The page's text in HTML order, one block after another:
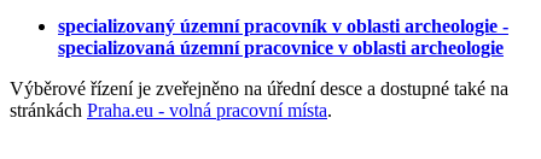
specializovaný územní pracovník v oblasti archeologie -
specializovaná územní pracovnice v oblasti archeologie
Výběrové řízení je zveřejněno na úřední desce a dostupné také na
stránkách Praha.eu - volná pracovní místa.